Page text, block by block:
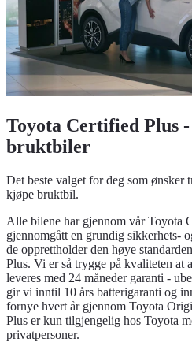
Toyota Certified Plus -
bruktbiler
Det beste valget for deg som ønsker
kjøpe bruktbil.
Alle bilene har gjennom vår Toyota
gjennomgått en grundig sikkerhets-
de opprettholder den høye
Plus. Vi er så trygge på kvaliteten at
leveres med 24 måneder garanti -
gir vi inntil 10 års batterigaranti og
fornye hvert år gjennom Toyota
Plus er kun tilgjengelig hos Toyota
privatpersoner.